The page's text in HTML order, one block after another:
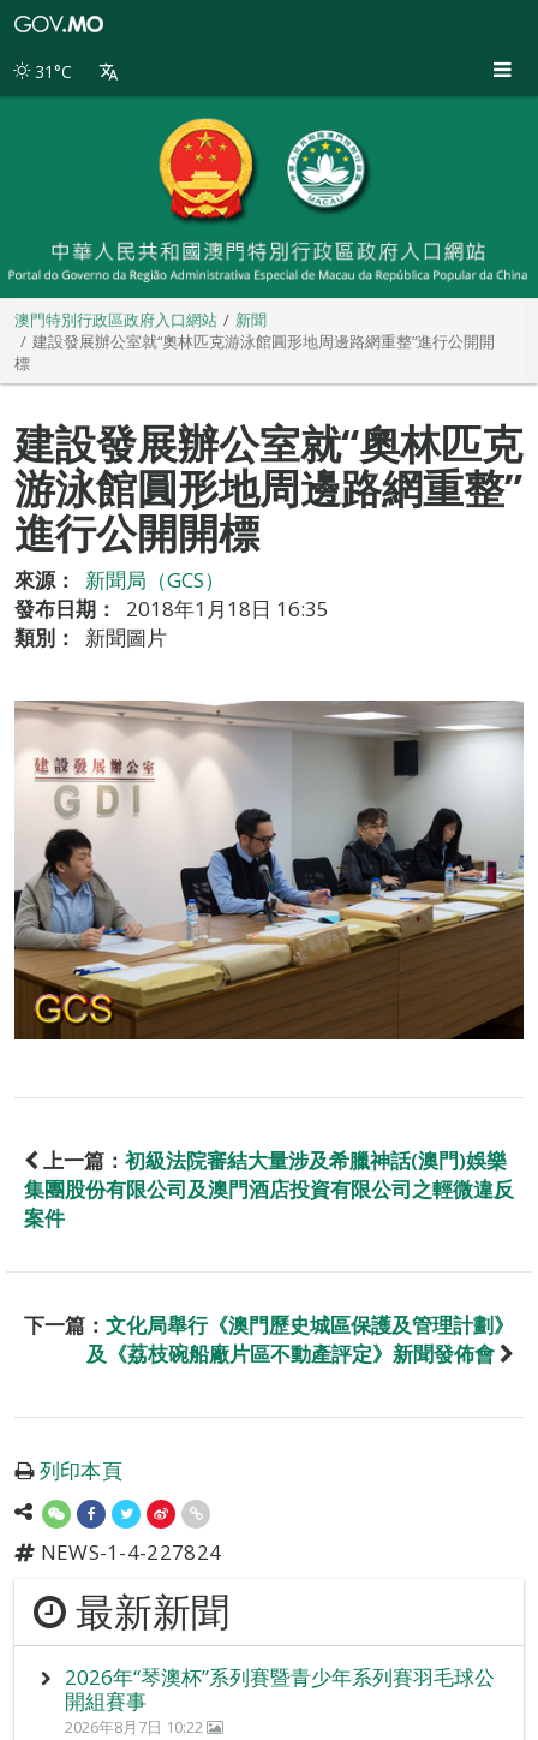
別
31°C
澳門特別行政區政府入口網站
新聞
建設發展辦公室就“奧林匹克游泳館圓形地周邊路網重整”進行公開開
標
建設發展辦公室就“奧林匹克
游泳館圓形地周邊路網重整”
進行公開開標
來源：
新聞局（GCS）
發布日期：
2018年1月18日 16:35
類別：
新聞圖片
上一篇： 初級法院審結大量涉及希臘神話(澳門)娛樂
集團股份有限公司及澳門酒店投資有限公司之輕微違反
案件
下一篇： 文化局舉行《澳門歷史城區保護及管理計劃》
及《荔枝碗船廠片區不動產評定》新聞發佈會
列印本頁
NEWS-1-4-227824
最新新聞
2026年“琴澳杯”系列賽暨青少年系列賽羽毛球公
開組賽事
2026年8月7日 10:22